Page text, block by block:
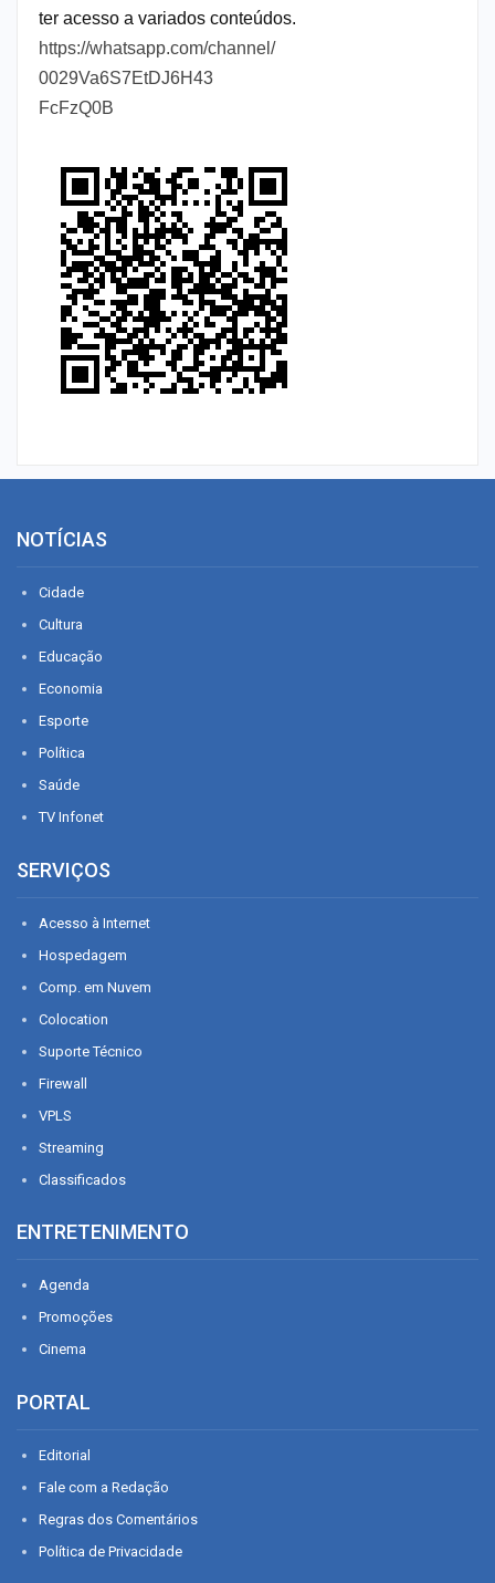
ter acesso a variados conteúdos.
https://whatsapp.com/channel/
0029Va6S7EtDJ6H43
FcFzQ0B
NOTÍCIAS
Cidade
Cultura
Educação
Economia
Esporte
Política
Saúde
TV Infonet
SERVIÇOS
Acesso à Internet
Hospedagem
Comp. em Nuvem
Colocation
Suporte Técnico
Firewall
VPLS
Streaming
Classificados
ENTRETENIMENTO
Agenda
Promoções
Cinema
PORTAL
Editorial
Fale com a Redação
Regras dos Comentários
Política de Privacidade